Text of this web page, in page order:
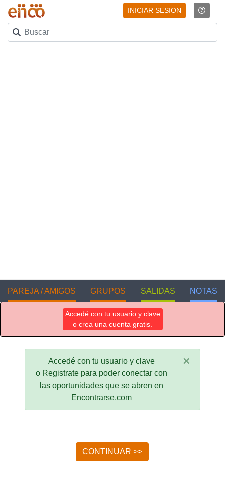
INICIAR SESION
PAREJA / AMIGOS GRUPOS SALIDAS NOTAS
Accedé con tu usuario y clave
o crea una cuenta gratis.
Accedé con tu usuario y clave
o Registrate para poder conectar con
las oportunidades que se abren en
Encontrarse.com
×
CONTINUAR >>